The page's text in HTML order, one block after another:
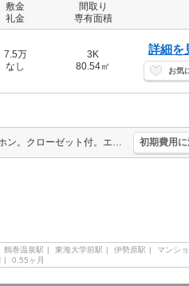
敷金
礼金
間取り
専有面積
7.5万
なし
3K
80.54㎡
詳細を
お気
買い物便利。シャワー付独立洗面台。TVモニター付インターホン。クローゼット付。エアコン3基付き。室内に洗濯機置場あり。仲介手数料家賃の0.55ヵ月分(税込)。収納あり。オンライン対応相談可。 初期費用に
鶴巻温泉駅 東海大学前駅 伊勢原駅
マンシ
0.55ヶ月